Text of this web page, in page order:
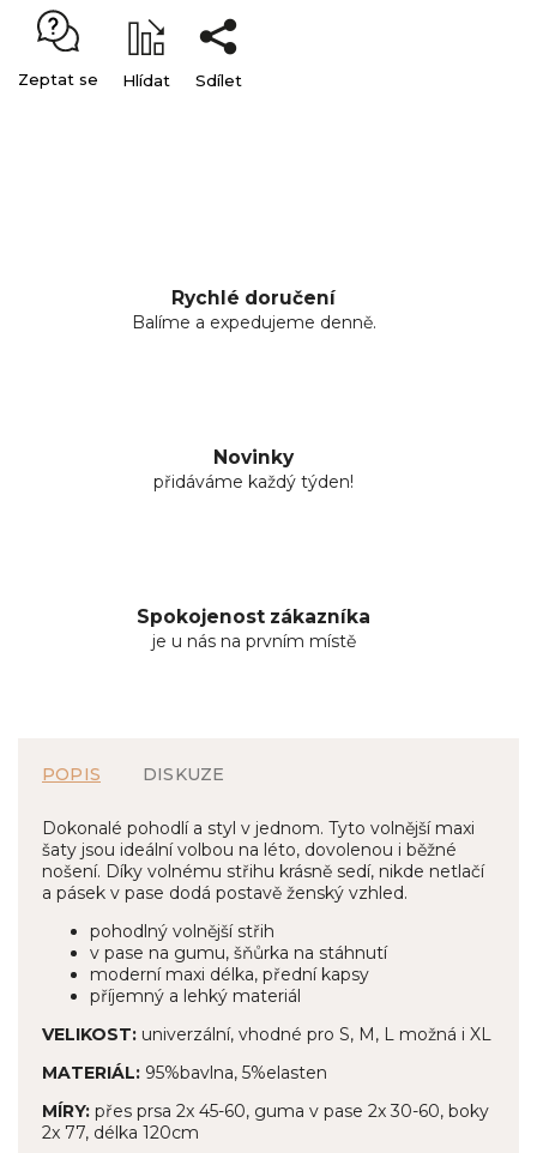
Zeptat se Hlídat Sdílet
Rychlé doručení
Balíme a expedujeme denně.
Novinky
přidáváme každý týden!
Spokojenost zákazníka
je u nás na prvním místě
POPIS DISKUZE
Dokonalé pohodlí a styl v jednom. Tyto volnější maxi
šaty jsou ideální volbou na léto, dovolenou i běžné
nošení. Díky volnému střihu krásně sedí, nikde netlačí
a pásek v pase dodá postavě ženský vzhled.
pohodlný volnější střih
v pase na gumu, šňůrka na stáhnutí
moderní maxi délka, přední kapsy
příjemný a lehký materiál
VELIKOST: univerzální, vhodné pro S, M, L možná i XL
MATERIÁL: 95%bavlna, 5%elasten
MÍRY: přes prsa 2x 45-60, guma v pase 2x 30-60, boky
2x 77, délka 120cm